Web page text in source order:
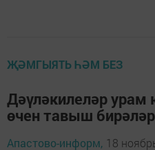
ҖӘМГЫЯТЬ ҺӘМ БЕЗ
Дәүләкилеләр урам
өчен тавыш бирәләр
Апастово-информ, 18